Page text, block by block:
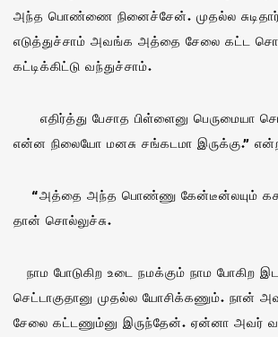
அந்த பொண்ணை நினைச்சேன். முதல்ல
எடுத்துச்சாம் அவங்க அத்தை சேலை கட்ட
கட்டிக்கிட்டு வந்துச்சாம்.
எதிர்த்து பேசாத பிள்ளைனு பெருமையா
என்ன நிலையோ மனசு சங்கடமா இருக்கு.”
“அத்தை அந்த பொண்ணு கேன்டீன்லயும்
தான் சொல்லுச்சு.
நாம போடுகிற உடை நமக்கும் நாம போகிற
செட்டாகுதானு முதல்ல யோசிக்கணும். நான்
சேலை கட்டணும்னு இருந்தேன். ஏன்னா அவர்